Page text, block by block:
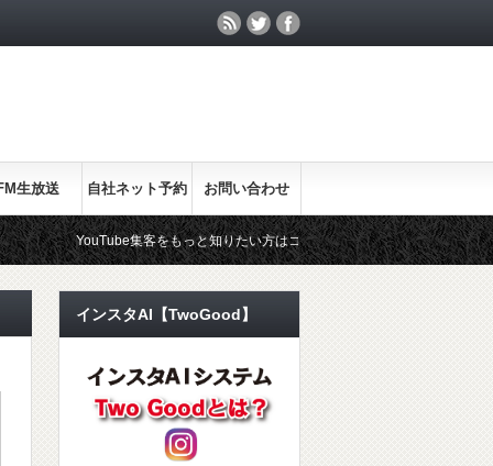
生放送 自社ネット予約 お問い合わせ
集客をもっと知りたい方はコチラ ホームページ制作に興味があ
インスタAI【TwoGood】